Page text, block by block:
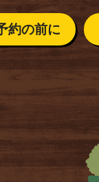
約の前に
ために
方へ